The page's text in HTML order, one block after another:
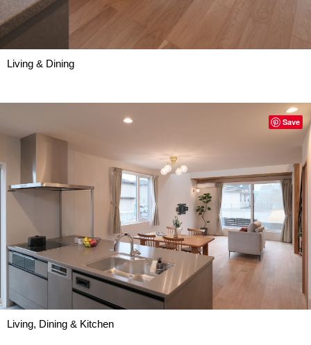
Living & Dining
Living, Dining & Kitchen
Save